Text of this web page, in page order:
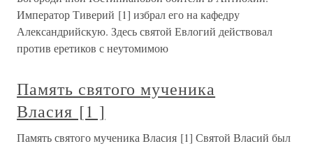
Император Тиверий [1] избрал его на кафедру
Александрийскую. Здесь святой Евлогий действовал
против еретиков с неутомимою
Память святого мученика
Власия [1 ]
Память святого мученика Власия [1] Святой Власий был